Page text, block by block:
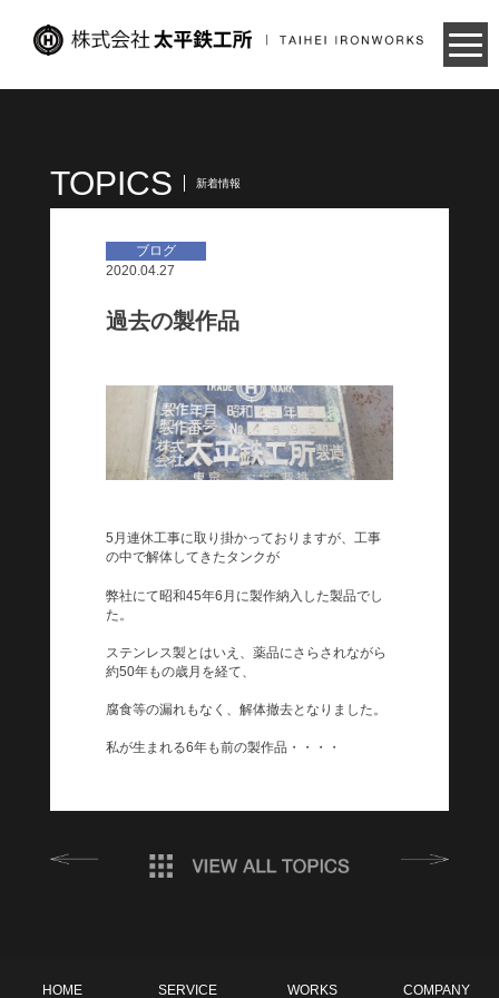
Skip
TOPICS 新着情報
ブログ
2020.04.27
過去の製作品
5月連休工事に取り掛かっておりますが、工事
の中で解体してきたタンクが
弊社にて昭和45年6月に製作納入した製品でし
た。
ステンレス製とはいえ、薬品にさらされながら
約50年もの歳月を経て、
腐食等の漏れもなく、解体撤去となりました。
私が生まれる6年も前の製作品・・・・
HOME SERVICE WORKS COMPANY